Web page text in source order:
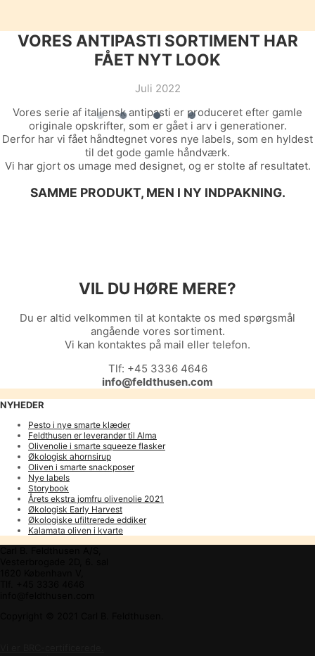
VORES ANTIPASTI SORTIMENT HAR
FÅET NYT LOOK
Juli 2022
Vores serie af italiensk antipasti er produceret efter gamle
originale opskrifter, som er gået i arv i generationer.
Derfor har vi fået håndtegnet vores nye labels, som en hyldest
til det gode gamle håndværk.
Vi har gjort os umage med designet, og er stolte af resultatet.
SAMME PRODUKT, MEN I NY INDPAKNING.
VIL DU HØRE MERE?
Du er altid velkommen til at kontakte os med spørgsmål
angående vores sortiment.
Vi kan kontaktes på mail eller telefon.
Tlf: +45 3336 4646
info@feldthusen.com
NYHEDER
Pesto i nye smarte klæder
Feldthusen er leverandør til Alma
Olivenolie i smarte squeeze flasker
Økologisk ahornsirup
Oliven i smarte snackposer
Nye labels
Storybook
Årets ekstra jomfru olivenolie 2021
Økologisk Early Harvest
Økologiske ufiltrerede eddiker
Kalamata oliven i kvarte